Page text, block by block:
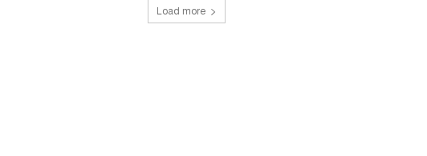
Load more